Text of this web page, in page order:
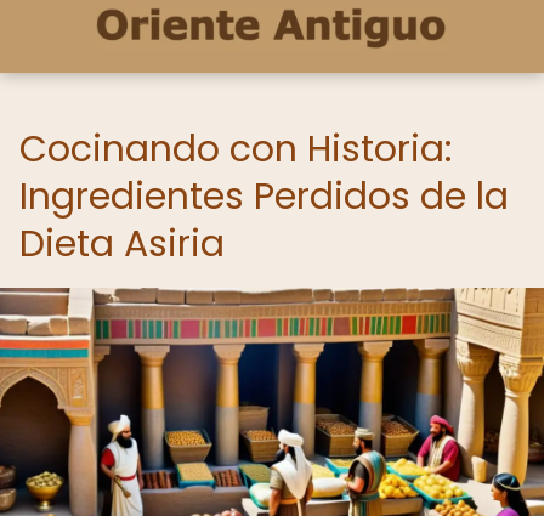
Cocinando con Historia:
Ingredientes Perdidos de la
Dieta Asiria